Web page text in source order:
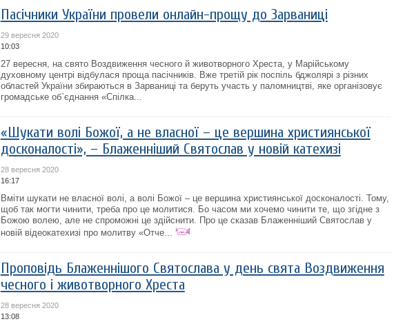
Пасічники України провели онлайн-прощу до Зарваниці
29 вересня 2020
10:03
27 вересня, на свято Воздвиження чесного й животворного Хреста, у Марійському
духовному центрі відбулася проща пасічників. Вже третій рік поспіль бджолярі з різних
областей України збираються в Зарваниці та беруть участь у паломництві, яке організовує
громадське об`єднання «Спілка...
«Шукати волі Божої, а не власної – це вершина християнської
досконалості», – Блаженніший Святослав у новій катехизі
28 вересня 2020
16:17
Вміти шукати не власної волі, а волі Божої – це вершина християнської досконалості. Тому,
щоб так могти чинити, треба про це молитися. Бо часом ми хочемо чинити те, що згідне з
Божою волею, але не спроможні це здійснити. Про це сказав Блаженніший Святослав у
новій відеокатехизі про молитву «Отче...
Проповідь Блаженнішого Святослава у день свята Воздвиження
чесного і животворного Хреста
28 вересня 2020
13:08